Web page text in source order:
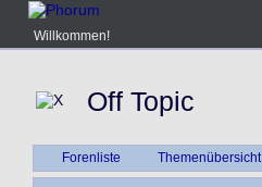
Willkommen!
Off Topic
Forenliste Themenübersicht